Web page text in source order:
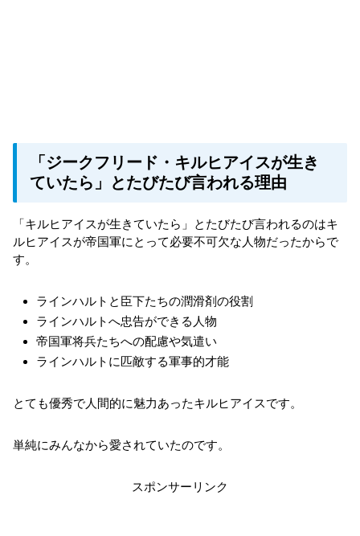
「ジークフリード・キルヒアイスが生き
ていたら」とたびたび言われる理由
「キルヒアイスが生きていたら」とたびたび言われるのはキ
ルヒアイスが帝国軍にとって必要不可欠な人物だったからで
す。
ラインハルトと臣下たちの潤滑剤の役割
ラインハルトへ忠告ができる人物
帝国軍将兵たちへの配慮や気遣い
ラインハルトに匹敵する軍事的才能
とても優秀で人間的に魅力あったキルヒアイスです。
単純にみんなから愛されていたのです。
スポンサーリンク